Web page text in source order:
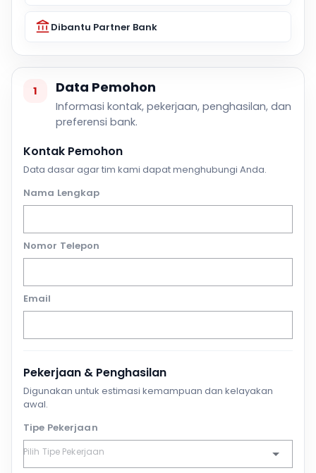
Dibantu Partner Bank
1 Data Pemohon
Informasi kontak, pekerjaan, penghasilan, dan
preferensi bank.
Kontak Pemohon
Data dasar agar tim kami dapat menghubungi Anda.
Nama Lengkap
Nomor Telepon
Email
Pekerjaan & Penghasilan
Digunakan untuk estimasi kemampuan dan kelayakan
awal.
Tipe Pekerjaan